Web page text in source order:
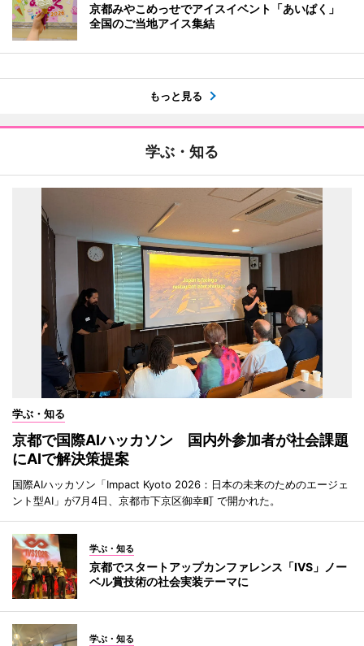
京都みやこめっせでアイスイベント「あいぱく」
全国のご当地アイス集結
もっと見る
学ぶ・知る
学ぶ・知る
京都で国際AIハッカソン 国内外参加者が社会課題
にAIで解決策提案
国際AIハッカソン「Impact Kyoto 2026：日本の未来のためのエージェ
ント型AI」が7月4日、京都市下京区御幸町 で開かれた。
学ぶ・知る
京都でスタートアップカンファレンス「IVS」ノー
ベル賞技術の社会実装テーマに
学ぶ・知る